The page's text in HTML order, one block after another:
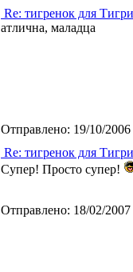
Re: тигренок для
атлична, маладца
Отправлено: 19/10/
Re: тигренок для
Супер! Просто супер!
Отправлено: 18/02/